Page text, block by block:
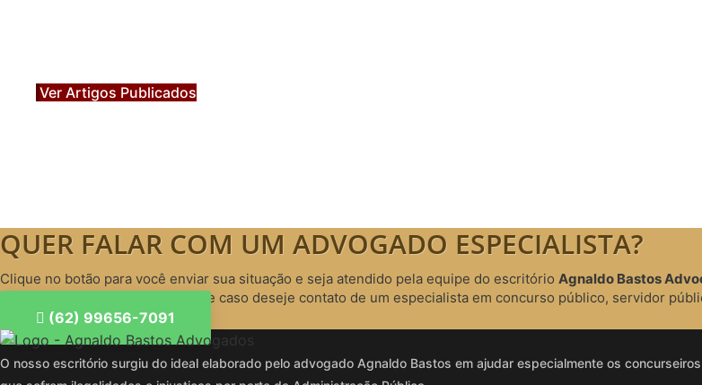
Ver Artigos Publicados
QUER FALAR COM UM ADVOGADO ESPECIALISTA?
Clique no botão para você enviar sua situação e seja atendido pela equipe do escritório Agnaldo Bastos
Informe seus dados corretamente caso deseje contato de um especialista em concurso público, servidor
(62) 99656-7091
O nosso escritório surgiu do ideal elaborado pelo advogado Agnaldo Bastos em ajudar especialmente os